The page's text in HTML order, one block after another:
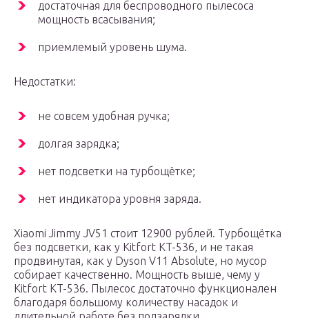
достаточная для беспроводного пылесоса
мощность всасывания;
приемлемый уровень шума.
Недостатки:
не совсем удобная ручка;
долгая зарядка;
нет подсветки на турбощётке;
нет индикатора уровня заряда.
Xiaomi Jimmy JV51 стоит 12900 рублей. Турбощётка
без подсветки, как у Kitfort KT-536, и не такая
продвинутая, как у Dyson V11 Absolute, но мусор
собирает качественно. Мощность выше, чему у
Kitfort KT-536. Пылесос достаточно функционален
благодаря большому количеству насадок и